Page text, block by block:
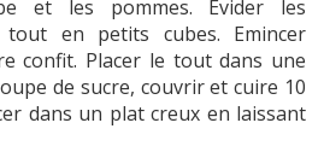
et les pommes. Evider les
tout en petits cubes. Emincer
confit. Placer le tout dans une
de sucre, couvrir et cuire 10
dans un plat creux en laissant